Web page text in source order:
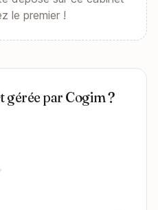
le premier !
gérée par Cogim ?